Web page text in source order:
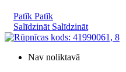
Patīk Patīk
Salīdzināt Salīdzināt
Nav noliktavā